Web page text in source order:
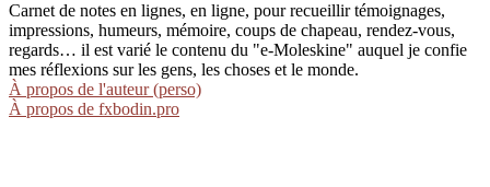
Carnet de notes en lignes, en ligne, pour recueillir témoignages,
impressions, humeurs, mémoire, coups de chapeau, rendez-vous,
regards… il est varié le contenu du "e-Moleskine" auquel je confie
mes réflexions sur les gens, les choses et le monde.
À propos de l'auteur (perso)
À propos de fxbodin.pro